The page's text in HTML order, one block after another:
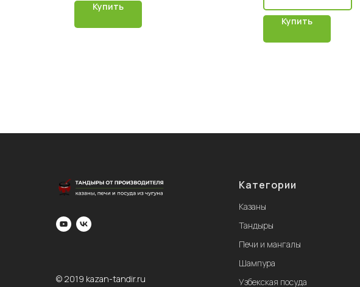
Купить
Купить
© 2019 kazan-tandir.ru
Категории
Казаны
Тандыры
Печи и мангалы
Шампура
Узбекская посуда